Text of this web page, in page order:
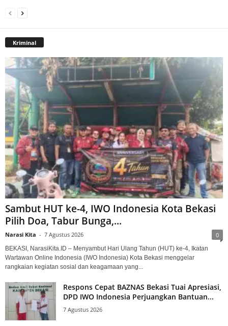
Kriminal
Sambut HUT ke-4, IWO Indonesia Kota Bekasi
Pilih Doa, Tabur Bunga,...
Narasi Kita - 7 Agustus 2026 0
BEKASI, NarasiKita.ID – Menyambut Hari Ulang Tahun (HUT) ke-4, Ikatan
Wartawan Online Indonesia (IWO Indonesia) Kota Bekasi menggelar
rangkaian kegiatan sosial dan keagamaan yang...
Respons Cepat BAZNAS Bekasi Tuai Apresiasi,
DPD IWO Indonesia Perjuangkan Bantuan...
7 Agustus 2026